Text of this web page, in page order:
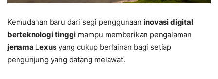
Kemudahan baru dari segi penggunaan inovasi digital
berteknologi tinggi mampu memberikan pengalaman
jenama Lexus yang cukup berlainan bagi setiap
pengunjung yang datang melawat.